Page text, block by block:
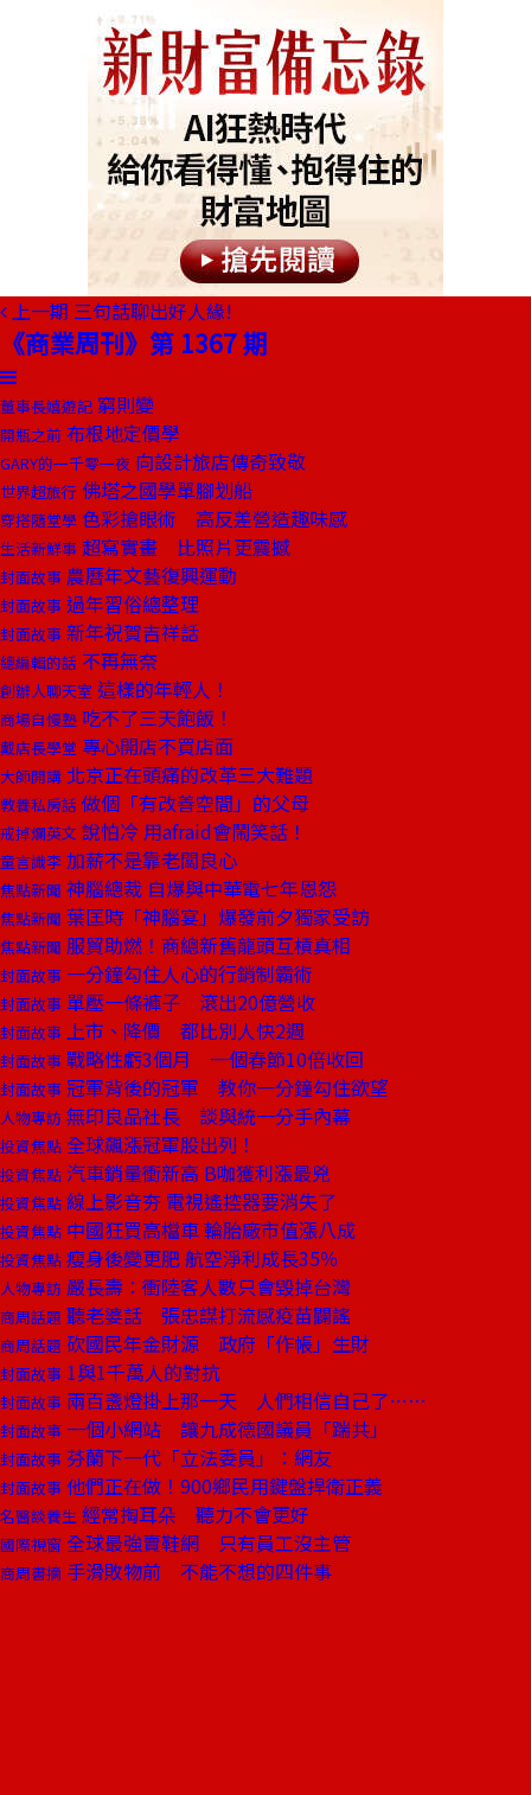
上一期 三句話聊出好人緣!
《商業周刊》第 1367 期
董事長嬉遊記 窮則變
開瓶之前 布根地定價學
GARY的一千零一夜 向設計旅店傳奇致敬
世界超旅行 佛塔之國學單腳划船
穿搭隨堂學 色彩搶眼術 高反差營造趣味感
生活新鮮事 超寫實畫 比照片更震撼
封面故事 農曆年文藝復興運動
封面故事 過年習俗總整理
封面故事 新年祝賀吉祥話
總編輯的話 不再無奈
創辦人聊天室 這樣的年輕人！
商場自慢塾 吃不了三天飽飯！
戴店長學堂 專心開店不買店面
大師開講 北京正在頭痛的改革三大難題
教養私房話 做個「有改善空間」的父母
戒掉爛英文 說怕冷 用afraid會鬧笑話！
童言識李 加薪不是靠老闆良心
焦點新聞 神腦總裁 自爆與中華電七年恩怨
焦點新聞 葉匡時「神腦宴」爆發前夕獨家受訪
焦點新聞 服貿助燃！商總新舊龍頭互槓真相
封面故事 一分鐘勾住人心的行銷制霸術
封面故事 單壓一條褲子 滾出20億營收
封面故事 上市、降價 都比別人快2週
封面故事 戰略性虧3個月 一個春節10倍收回
封面故事 冠軍背後的冠軍 教你一分鐘勾住欲望
人物專訪 無印良品社長 談與統一分手內幕
投資焦點 全球飆漲冠軍股出列！
投資焦點 汽車銷量衝新高 B咖獲利漲最兇
投資焦點 線上影音夯 電視遙控器要消失了
投資焦點 中國狂買高檔車 輪胎廠市值漲八成
投資焦點 瘦身後變更肥 航空淨利成長35％
人物專訪 嚴長壽：衝陸客人數只會毀掉台灣
商周話題 聽老婆話 張忠謀打流感疫苗闢謠
商周話題 砍國民年金財源 政府「作帳」生財
封面故事 1與1千萬人的對抗
封面故事 兩百盞燈掛上那一天 人們相信自己了……
封面故事 一個小網站 讓九成德國議員「踹共」
封面故事 芬蘭下一代「立法委員」：網友
封面故事 他們正在做！900鄉民用鍵盤捍衛正義
名醫談養生 經常掏耳朵 聽力不會更好
國際視窗 全球最強賣鞋網 只有員工沒主管
商周書摘 手滑敗物前 不能不想的四件事